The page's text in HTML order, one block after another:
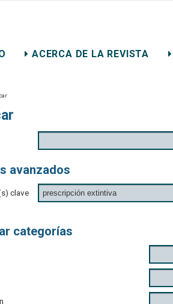
ACERCA DE LA REVISTA
avanzados
clave
categorías